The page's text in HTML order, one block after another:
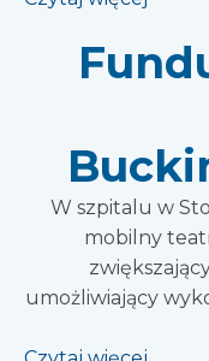
W szpitalu w
mobilny
umożliwiający